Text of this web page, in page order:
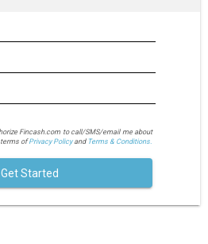
Fincash.com to call/SMS/email me about
terms ofPrivacy Policyand Terms & Conditions.
Get Started